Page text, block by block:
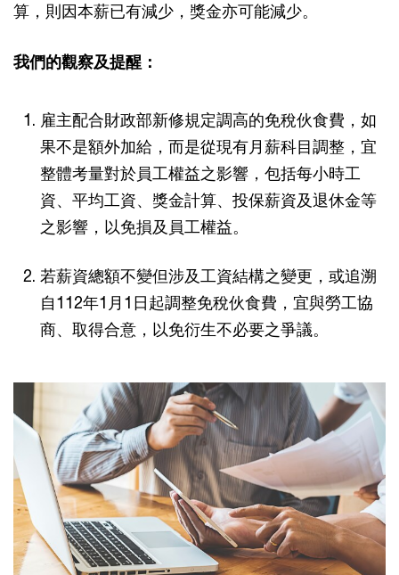
算，則因本薪已有減少，獎金亦可能減少。
我們的觀察及提醒：
雇主配合財政部新修規定調高的免稅伙食費，如
果不是額外加給，而是從現有月薪科目調整，宜
整體考量對於員工權益之影響，包括每小時工
資、平均工資、獎金計算、投保薪資及退休金等
之影響，以免損及員工權益。
若薪資總額不變但涉及工資結構之變更，或追溯
自112年1月1日起調整免稅伙食費，宜與勞工協
商、取得合意，以免衍生不必要之爭議。